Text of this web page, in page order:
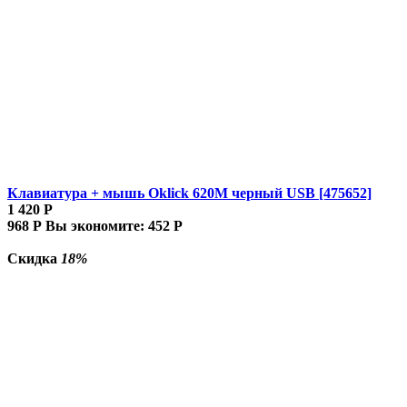
Клавиатура + мышь Oklick 620M черный USB [475652]
1 420 Р
968 Р Вы экономите: 452 Р
Скидка 18%